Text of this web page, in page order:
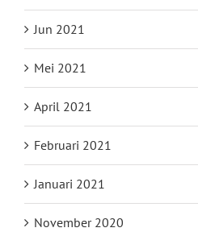
Jun 2021
Mei 2021
April 2021
Februari 2021
Januari 2021
November 2020